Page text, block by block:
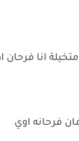
انا فرحان
فرحانه اوي